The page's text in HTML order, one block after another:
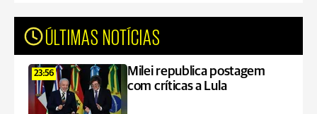
ÚLTIMAS NOTÍCIAS
23:56
Milei republica postagem
com críticas a Lula